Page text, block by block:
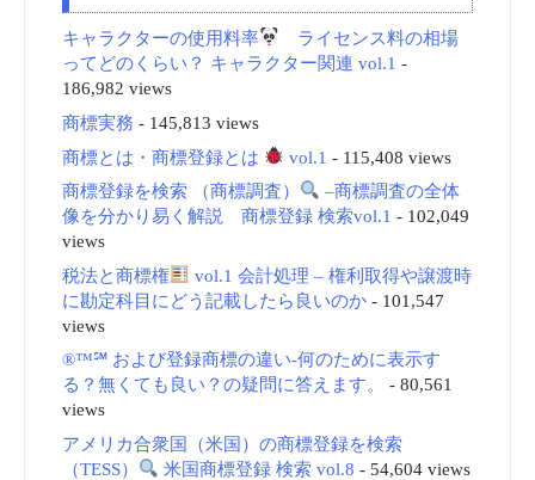
キャラクターの使用料率
ライセンス料の相場
ってどのくらい？ キャラクター関連 vol.1 -
186,982 views
商標実務 - 145,813 views
商標とは・商標登録とは
vol.1 - 115,408 views
商標登録を検索 （商標調査）
–商標調査の全体
像を分かり易く解説 商標登録 検索vol.1 - 102,049
views
税法と商標権
vol.1 会計処理 – 権利取得や譲渡時
に勘定科目にどう記載したら良いのか- 101,547
views
®™℠ および登録商標の違い-何のために表示す
る？無くても良い？の疑問に答えます。
- 80,561
views
アメリカ合衆国（米国）の商標登録を検索
（TESS）
米国商標登録 検索 vol.8 - 54,604 views